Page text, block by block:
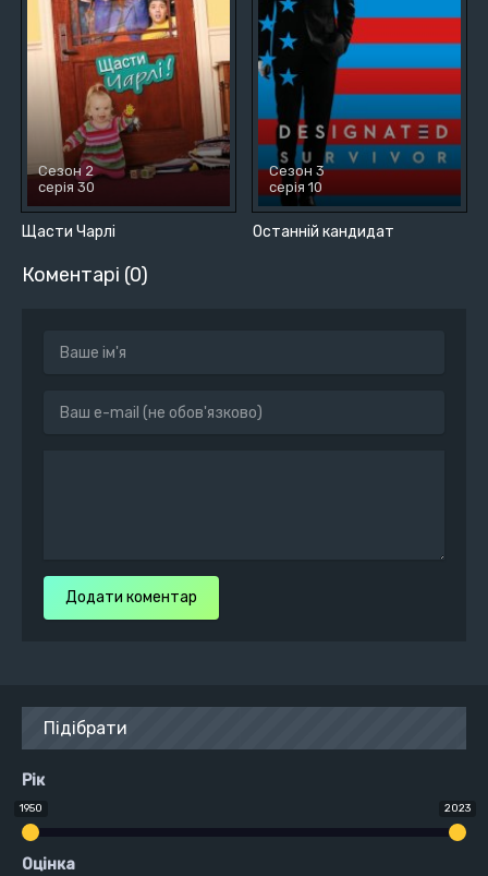
Щасти Чарлі
Сезон 2
серія 30
Останній кандидат
Сезон 3
серія 10
Коментарі (0)
Додати коментар
Підібрати
Рік
1950 2023
Оцінка